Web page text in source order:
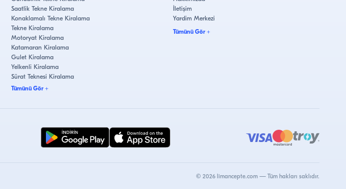
Saatlik Tekne Kiralama
Konaklamalı Tekne Kiralama
Tekne Kiralama
Motoryat Kiralama
Katamaran Kiralama
Gulet Kiralama
Yelkenli Kiralama
Sürat Teknesi Kiralama
Tümünü Gör+
İletişim
Yardim Merkezi
Tümünü Gör +
©2026 limancepte.com — Tüm hakları saklıdır.